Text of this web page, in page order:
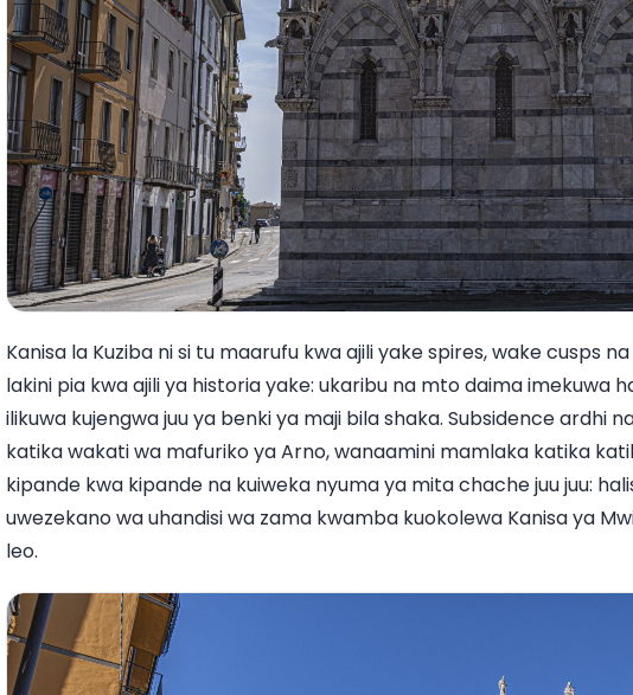
Kanisa la Kuziba ni si tu maarufu kwa ajili yake spires, wake cusps
lakini pia kwa ajili ya historia yake: ukaribu na mto daima imekuwa
ilikuwa kujengwa juu ya benki ya maji bila shaka. Subsidence ardhi
katika wakati wa mafuriko ya Arno, wanaamini mamlaka katika
kipande kwa kipande na kuiweka nyuma ya mita chache juu juu:
uwezekano wa uhandisi wa zama kwamba kuokolewa Kanisa ya
leo.